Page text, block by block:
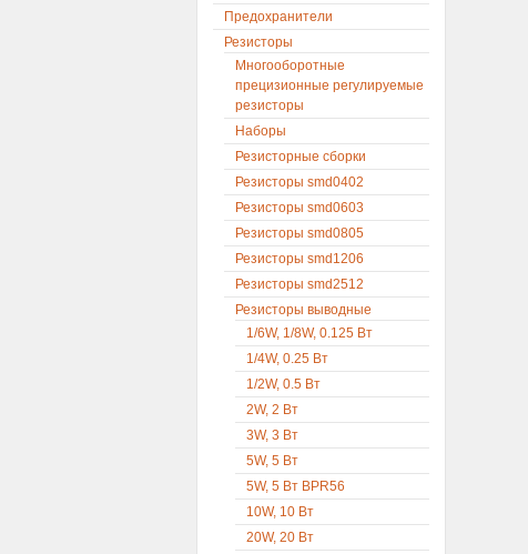
Предохранители
Резисторы
Многооборотные
прецизионные регулируемые
резисторы
Наборы
Резисторные сборки
Резисторы smd0402
Резисторы smd0603
Резисторы smd0805
Резисторы smd1206
Резисторы smd2512
Резисторы выводные
1/6W, 1/8W, 0.125 Вт
1/4W, 0.25 Вт
1/2W, 0.5 Вт
2W, 2 Вт
3W, 3 Вт
5W, 5 Вт
5W, 5 Вт BPR56
10W, 10 Вт
20W, 20 Вт